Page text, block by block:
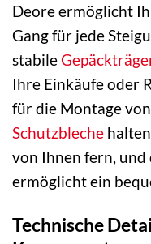
Deore ermöglicht
Gang für jede
stabile
Ihre Einkäufe oder
für die Montage
Schutzbleche
von Ihnen fern,
ermöglicht ein
Technische